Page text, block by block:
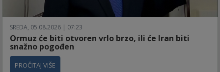
SREDA, 05.08.2026 | 07:23
Ormuz će biti otvoren vrlo brzo, ili će Iran biti
snažno pogođen
PROČITAJ VIŠE